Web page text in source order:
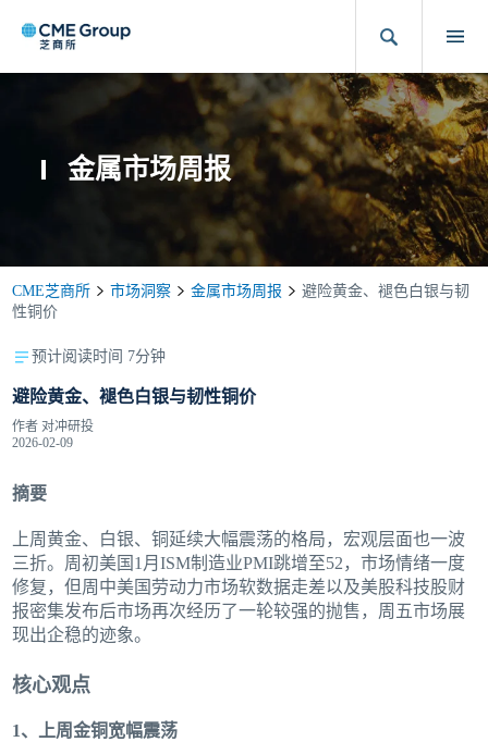
金属市场周报
CME芝商所 市场洞察 金属市场周报
避险黄金、褪色白银与韧
性铜价
预计阅读时间 7分钟
避险黄金、褪色白银与韧性铜价
作者对冲研投
2026-02-09
摘要
上周黄金、白银、铜延续大幅震荡的格局，宏观层面也一波
三折。周初美国1月ISM制造业PMI跳增至52，市场情绪一度
修复，但周中美国劳动力市场软数据走差以及美股科技股财
报密集发布后市场再次经历了一轮较强的抛售，周五市场展
现出企稳的迹象。
核心观点
1、上周金铜宽幅震荡